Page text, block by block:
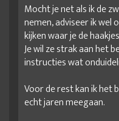
Mocht je net als ik de
nemen, adviseer ik wel
kijken waar je de
Je wil ze strak aan het
instructies wat
Voor de rest kan ik het
echt jaren meegaan.